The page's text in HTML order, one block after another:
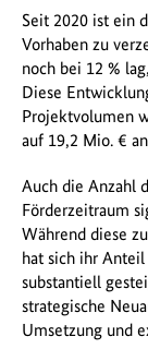
Seit 2020 ist ein
Vorhaben zu
noch bei 12 %
Diese
Projektvolumen
auf 19,2 Mio. €
Auch die Anzahl
Förderzeitraum
Während diese
hat sich ihr
substantiell
strategische
Umsetzung und